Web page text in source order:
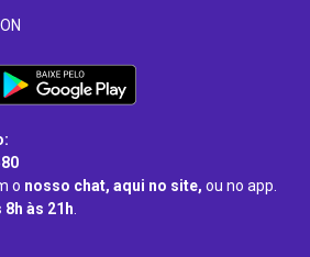
o nosso chat, aqui no site, ou no app.
às 21h.